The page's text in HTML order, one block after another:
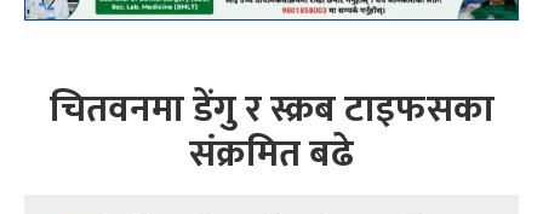
चितवनमा डेंगु र स्क्रब टाइफसका
संक्रमित बढे